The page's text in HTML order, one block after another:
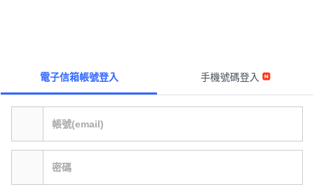
電子信箱帳號登入 手機號碼登入